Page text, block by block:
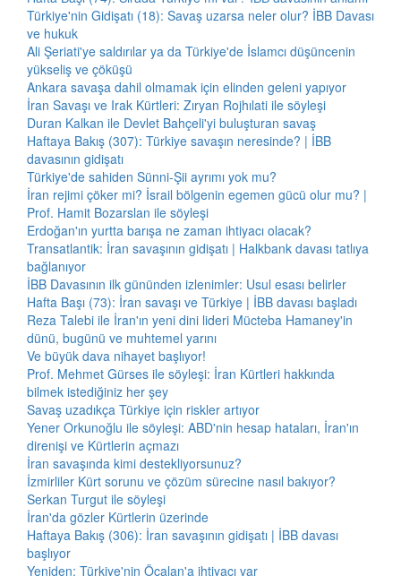
Türkiye'nin Gidişatı (18): Savaş uzarsa neler olur? İBB Davası
ve hukuk
Ali Şeriati'ye saldırılar ya da Türkiye'de İslamcı düşüncenin
yükseliş ve çöküşü
Ankara savaşa dahil olmamak için elinden geleni yapıyor
İran Savaşı ve Irak Kürtleri: Zıryan Rojhılati ile söyleşi
Duran Kalkan ile Devlet Bahçeli'yi buluşturan savaş
Haftaya Bakış (307): Türkiye savaşın neresinde? | İBB
davasının gidişatı
Türkiye'de sahiden Sünni-Şii ayrımı yok mu?
İran rejimi çöker mi? İsrail bölgenin egemen gücü olur mu? |
Prof. Hamit Bozarslan ile söyleşi
Erdoğan'ın yurtta barışa ne zaman ihtiyacı olacak?
Transatlantik: İran savaşının gidişatı | Halkbank davası tatlıya
bağlanıyor
İBB Davasının ilk gününden izlenimler: Usul esası belirler
Hafta Başı (73): İran savaşı ve Türkiye | İBB davası başladı
Reza Talebi ile İran'ın yeni dini lideri Mücteba Hamaney'in
dünü, bugünü ve muhtemel yarını
Ve büyük dava nihayet başlıyor!
Prof. Mehmet Gürses ile söyleşi: İran Kürtleri hakkında
bilmek istediğiniz her şey
Savaş uzadıkça Türkiye için riskler artıyor
Yener Orkunoğlu ile söyleşi: ABD'nin hesap hataları, İran'ın
direnişi ve Kürtlerin açmazı
İran savaşında kimi destekliyorsunuz?
İzmirliler Kürt sorunu ve çözüm sürecine nasıl bakıyor?
Serkan Turgut ile söyleşi
İran'da gözler Kürtlerin üzerinde
Haftaya Bakış (306): İran savaşının gidişatı | İBB davası
başlıyor
Yeniden: Türkiye'nin Öcalan'a ihtiyacı var